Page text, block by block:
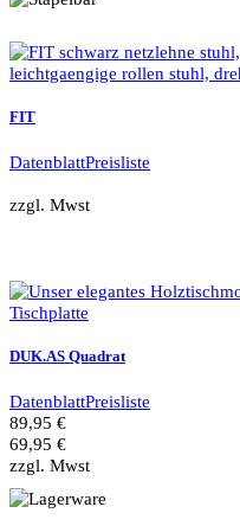
FIT
DatenblattPreisliste
zzgl. Mwst
DUK.AS Quadrat
DatenblattPreisliste
89,95 €
69,95 €
zzgl. Mwst